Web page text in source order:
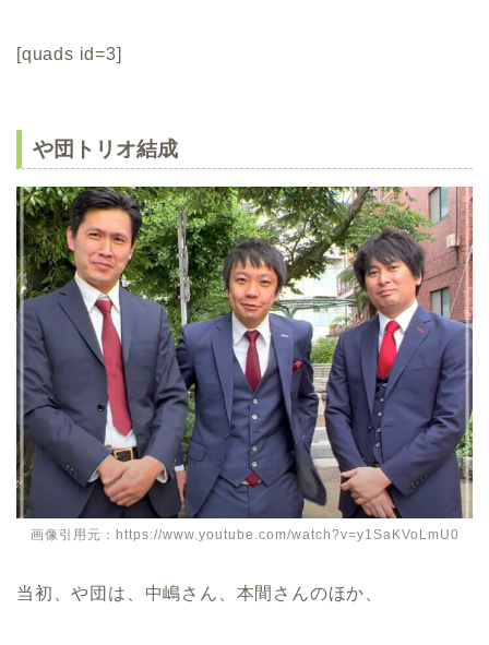
[quads id=3]
や団トリオ結成
画像引用元：https://www.youtube.com/watch?v=y1SaKVoLmU0
当初、や団は、中嶋さん、本間さんのほか、